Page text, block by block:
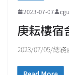
2023-07-07
庚耘樓宿
2023/07/05/總